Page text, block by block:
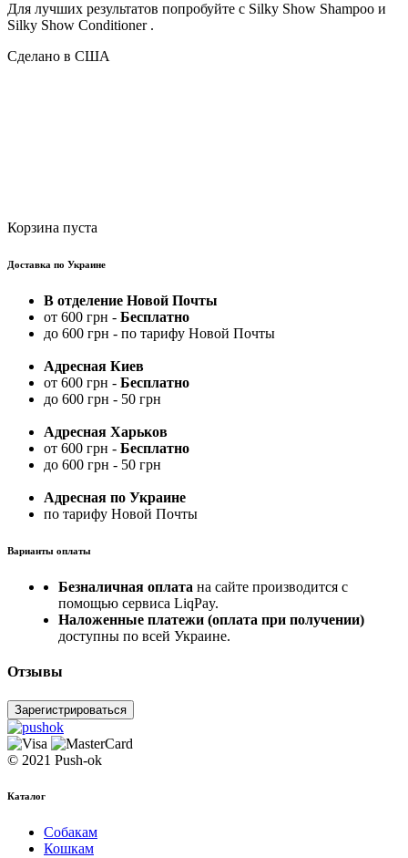
Для лучших результатов попробуйте с Silky Show Shampoo и
Silky Show Conditioner .
Сделано в США
Корзина пуста
Доставка по Украине
В отделение Новой Почты
от 600 грн - Бесплатно
до 600 грн - по тарифу Новой Почты
Адресная Киев
от 600 грн - Бесплатно
до 600 грн - 50 грн
Адресная Харьков
от 600 грн - Бесплатно
до 600 грн - 50 грн
Адресная по Украине
по тарифу Новой Почты
Варианты оплаты
Безналичная оплата на сайте производится с
помощью сервиса LiqPay.
Наложенные платежи (оплата при получении)
доступны по всей Украине.
Отзывы
Зарегистрироваться
© 2021 Push-ok
Каталог
Собакам
Кошкам